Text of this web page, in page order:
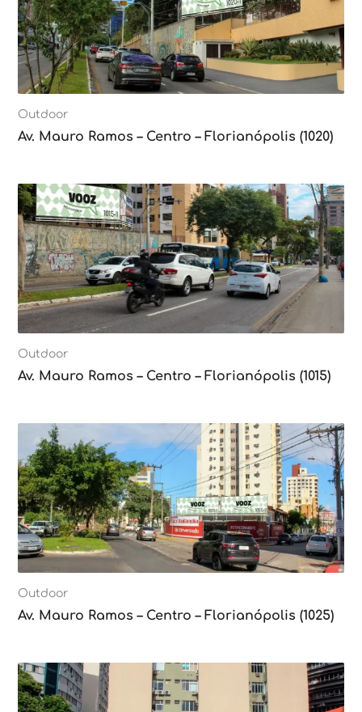
Outdoor
Av. Mauro Ramos – Centro – Florianópolis (1020)
Outdoor
Av. Mauro Ramos – Centro – Florianópolis (1015)
Outdoor
Av. Mauro Ramos – Centro – Florianópolis (1025)